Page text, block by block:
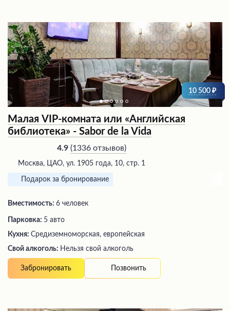
10 500
Малая VIP-комната или «Английская
библиотека» - Sabor de la Vida
4.9 (1336 отзывов)
Москва, ЦАО, ул. 1905 года, 10, стр. 1
Подарок за бронирование
Вместимость: 6 человек
Парковка: 5 авто
Кухня: Средиземноморская, европейская
Свой алкоголь: Нельзя свой алкоголь
Забронировать Позвонить